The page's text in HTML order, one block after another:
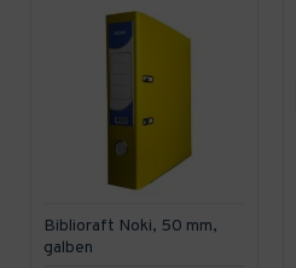
Biblioraft Noki, 50 mm,
galben